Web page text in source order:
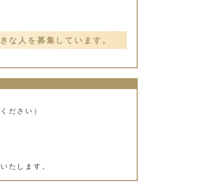
な人を募集しています。
ださい）
たします。